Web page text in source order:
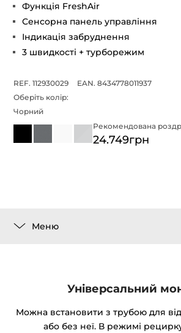
Функція FreshAir
Сенсорна панель управління
Індикація забруднення
3 швидкості + турборежим
REF. 112930029
EAN. 8434778011937
Оберіть колір:
Чорний
Рекомендована
24.749грн
Меню
Універсальний
Можна встановити з трубою для
або без неї. В режимі